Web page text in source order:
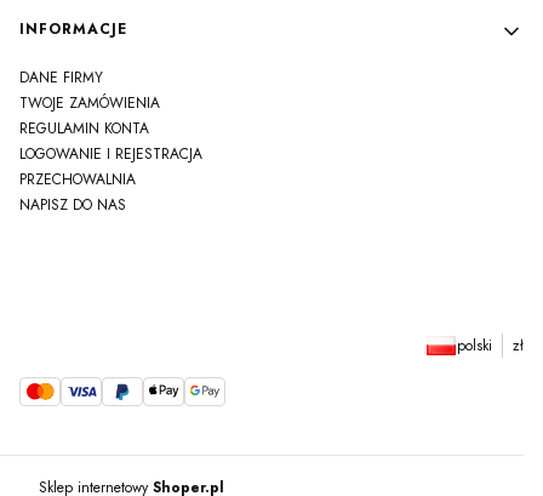
INFORMACJE
DANE FIRMY
TWOJE ZAMÓWIENIA
REGULAMIN KONTA
LOGOWANIE I REJESTRACJA
PRZECHOWALNIA
NAPISZ DO NAS
polski zł
Sklep internetowyShoper.pl